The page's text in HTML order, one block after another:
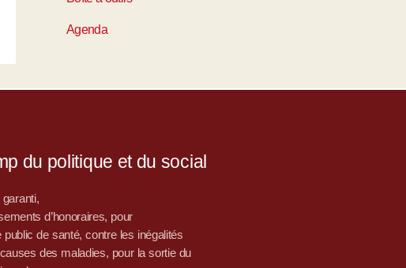
Agenda
du politique et du social
d’honoraires, pour
de santé, contre les inégalités
des maladies, pour la sortie du